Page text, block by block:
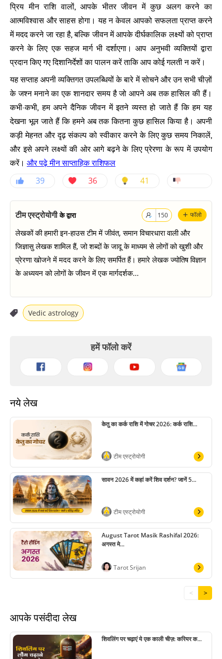
प्रिय मीन राशि वालों, आपके भीतर जीवन में कुछ अलग करने का
आत्मविश्वास और साहस होगा। यह न केवल आपको सफलता प्राप्त करने
में मदद करने जा रहा है, बल्कि जीवन में आपके दीर्घकालिक लक्ष्यों को प्राप्त
करने के लिए एक सहज मार्ग भी दर्शाएगा। आप अनुभवी व्यक्तियों द्वारा
प्रदान किए गए दिशानिर्देशों का पालन करें ताकि आप कोई गलती न करें।
यह सप्ताह अपनी व्यक्तिगत उपलब्धियों के बारे में सोचने और उन सभी चीज़ों
के जश्न मनाने का एक शानदार समय है जो आपने अब तक हासिल की हैं।
कभी-कभी, हम अपने दैनिक जीवन में इतने व्यस्त हो जाते हैं कि हम यह
देखना भूल जाते हैं कि हमने अब तक कितना कुछ हासिल किया है। अपनी
कड़ी मेहनत और दृढ़ संकल्प को स्वीकार करने के लिए कुछ समय निकालें,
और इसे अपने लक्ष्यों की ओर आगे बढ़ने के लिए प्रेरणा के रूप में उपयोग
करें। और पढ़े मीन साप्ताहिक राशिफल
39
36 41
+ फॉलो
150
टीम एस्ट्रोयोगीके द्वारा
लेखकों की हमारी इन-हाउस टीम में जीवंत, समान विचारधारा वाली और
जिज्ञासु लेखक शामिल हैं, जो शब्दों के जादू के माध्यम से लोगों को खुशी और
प्रेरणा खोजने में मदद करने के लिए समर्पित हैं। हमारे लेखक ज्योतिष विज्ञान
के अध्ययन को लोगों के जीवन में एक मार्गदर्शक...
Vedic astrology
हमें फॉलो करें
नये लेख
केतु का कर्क राशि में गोचर 2026: कर्क राशि...
टीम एस्ट्रोयोगी
सावन 2026 में कहां करें शिव दर्शन? जानें 5...
टीम एस्ट्रोयोगी
August Tarot Masik Rashifal 2026:
अगस्त मे...
Tarot Srijan
< >
आपके पसंदीदा लेख
शिवलिंग पर चढ़ाएं ये एक काली चीज़: करियर क...